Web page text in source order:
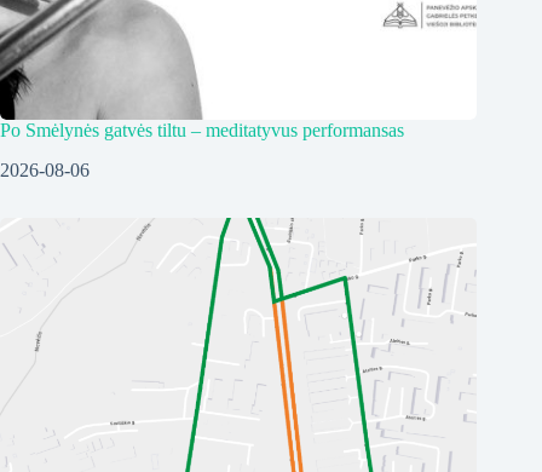
Po Smėlynės gatvės tiltu – meditatyvus performansas
2026-08-06